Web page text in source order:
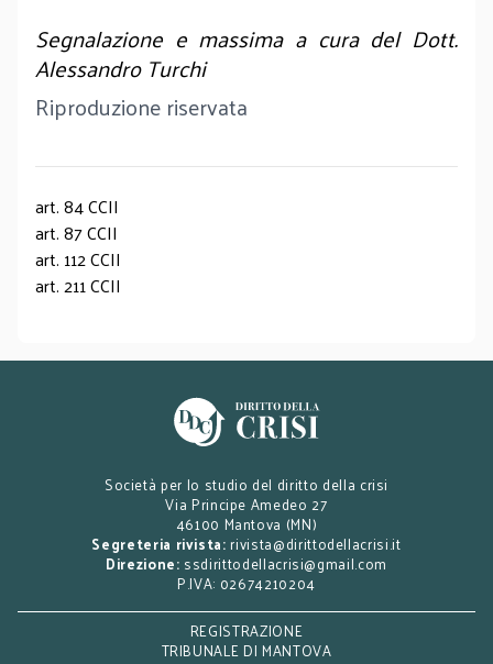
Segnalazione e massima a cura del Dott.
Alessandro Turchi
Riproduzione riservata
art. 84 CCII
art. 87 CCII
art. 112 CCII
art. 211 CCII
Società per lo studio del diritto della crisi
Via Principe Amedeo 27
46100 Mantova (MN)
Segreteria rivista: rivista@dirittodellacrisi.it
Direzione: ssdirittodellacrisi@gmail.com
P.IVA: 02674210204
REGISTRAZIONE
TRIBUNALE DI MANTOVA